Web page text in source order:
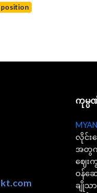
position
ကုမ္ပ
လိုင်း
အတွက်
ဈေး
ဝန်ဆ
ချိုသာ